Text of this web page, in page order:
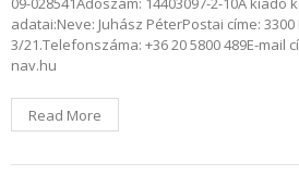
adatai:Neve: Juhász PéterPostai címe:
3/21.Telefonszáma: +36 20 5800 489E-mail
nav.hu
Read More